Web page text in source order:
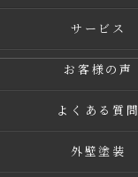
サービス
お客様の声
よくある質問
外壁塗装